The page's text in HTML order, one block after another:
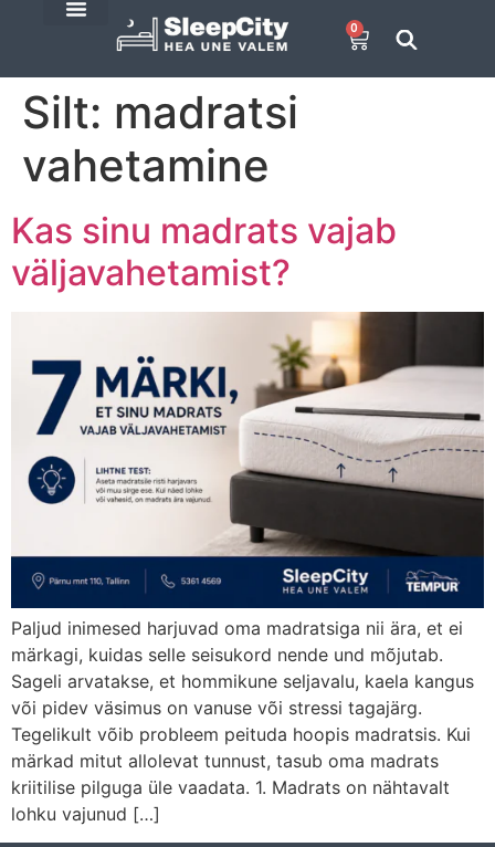
0
Silt: madratsi
vahetamine
Kas sinu madrats vajab
väljavahetamist?
Paljud inimesed harjuvad oma madratsiga nii ära, et ei
märkagi, kuidas selle seisukord nende und mõjutab.
Sageli arvatakse, et hommikune seljavalu, kaela kangus
või pidev väsimus on vanuse või stressi tagajärg.
Tegelikult võib probleem peituda hoopis madratsis. Kui
märkad mitut allolevat tunnust, tasub oma madrats
kriitilise pilguga üle vaadata. 1. Madrats on nähtavalt
lohku vajunud […]